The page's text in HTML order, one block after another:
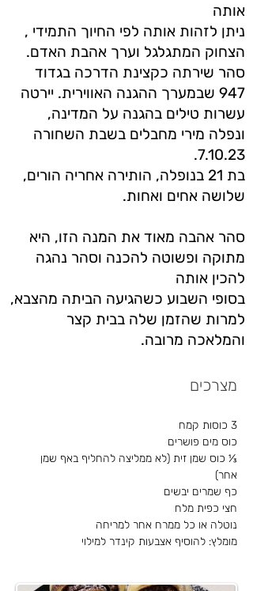
אותה
ניתן לזהות אותה לפי החיוך התמידי ,
הצחוק המתגלגל וערך אהבת האדם.
סהר שירתה כקצינת הדרכה בגדוד
947 שבמערך ההגנה האווירית. יירטה
עשרות טילים בהגנה על המדינה,
ונפלה מירי מחבלים בשבת השחורה
7.10.23.
בת 21 בנופלה, הותירה אחריה הורים,
שלושה אחים ואחות.
סהר אהבה מאוד את המנה הזו, היא
מתוקה ופשוטה להכנה וסהר נהגה
להכין אותה
בסופי השבוע כשהגיעה הביתה מהצבא,
למרות שהזמן שלה בבית קצר
והמלאכה מרובה.
מצרכים
3 כוסות קמח
כוס מים פושרים
⅓ כוס שמן זית (לא ממליצה להחליף באף שמן
אחר)
כף שמרים יבשים
חצי כפית מלח
נוטלה או כל ממרח אחר למריחה
מומלץ: להוסיף אצבעות קינדר למילוי